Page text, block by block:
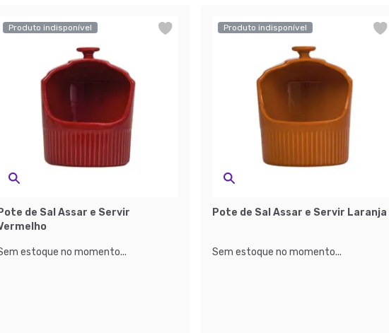
Produto indisponível
Pote de Sal Assar e Servir
estoque no momento...
Produto indisponível
Pote de Sal Assar e Servir Laranja
Sem estoque no momento...